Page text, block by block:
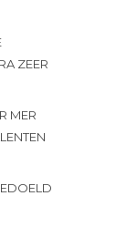
ZEER
MER